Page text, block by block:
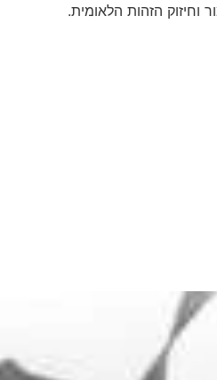
הזהות הלאומית.